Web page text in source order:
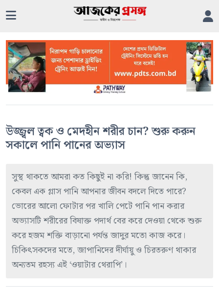
উজ্জ্বল ত্বক ও মেদহীন শরীর চান? শুরু করুন
সকালে পানি পানের অভ্যাস
সুস্থ থাকতে আমরা কত কিছুই না করি! কিন্তু জানেন কি,
কেবল এক গ্লাস পানি আপনার জীবন বদলে দিতে পারে?
ভোরের আলো ফোটার পর খালি পেটে পানি পান করার
অভ্যাসটি শরীরের বিষাক্ত পদার্থ বের করে দেওয়া থেকে শুরু
করে হজম শক্তি বাড়ানো পর্যন্ত জাদুর মতো কাজ করে।
চিকিৎসকদের মতে, জাপানিদের দীর্ঘায়ু ও চিরতরুণ থাকার
অন্যতম রহস্য এই ‘ওয়াটার থেরাপি’।